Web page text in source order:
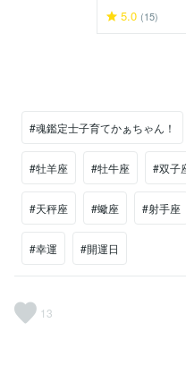
5.0 (15)
#魂鑑定士子育てかぁちゃん！
#牡羊座 #牡牛座 #双子
#天秤座 #蠍座 #射手座
#幸運 #開運日
13